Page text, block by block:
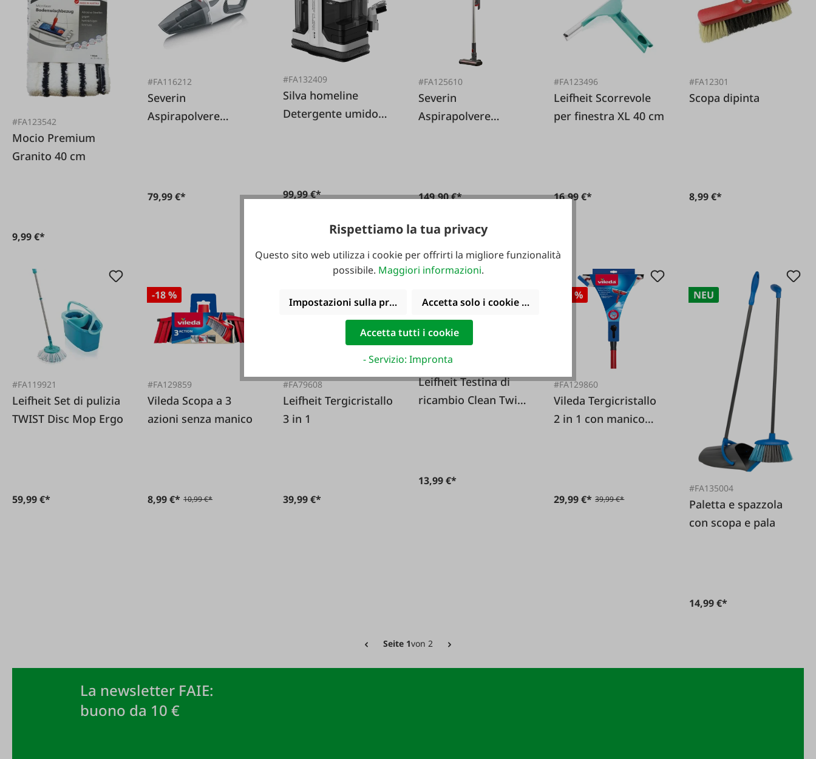
#FA123542
Mocio Premium
Granito 40 cm
9,99 €*
#FA116212
Severin
Aspirapolvere
79,99 €*
#FA132409
Silva homeline
Detergente umido
99,99 €*
#FA125610
Severin
Aspirapolvere
149,90 €*
#FA123496
Leifheit Scorrevole
per finestra XL 40 cm
16,99 €*
#FA12301
Scopa dipinta
8,99 €*
#FA119921
Leifheit Set di pulizia
TWIST Disc Mop Ergo
59,99 €*
-18 %
#FA129859
Vileda Scopa a 3
azioni senza manico
8,99 €* 10,99 €*
#FA79608
Leifheit Tergicristallo
3 in 1
39,99 €*
#FA119922
Leifheit Testina di
ricambio Clean Twist
13,99 €*
-25 %
#FA129860
Vileda Tergicristallo
2 in 1 con manico
29,99 €* 39,99 €*
NEU
#FA135004
Paletta e spazzola
con scopa e pala
14,99 €*
Seite 1von 2
La newsletter FAIE:
buono da 10 €
Rispettiamo la tua privacy
Questo sito web utilizza i cookie per offrirti la migliore funzionalità
possibile. Maggiori informazioni.
Impostazioni sulla privacy Accetta solo i cookie funzionali
Accetta tutti i cookie
- Servizio: Impronta